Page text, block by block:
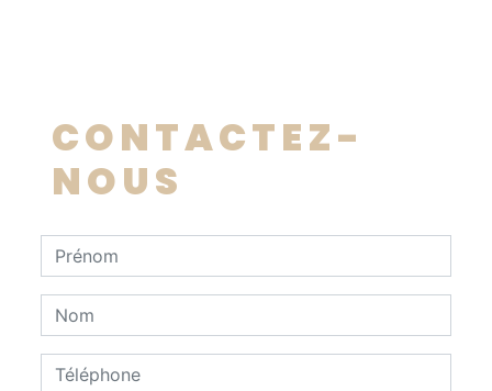
CONTACTEZ-
NOUS